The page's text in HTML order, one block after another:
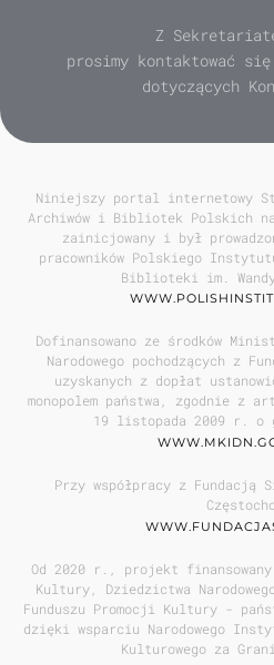
Z
prosimy kontaktować
dotyczących
Niniejszy portal internetowy
Archiwów i Bibliotek Polskich na
zainicjowany i był
pracowników Polskiego
Biblioteki im.
Dofinansowano ze środków
Narodowego pochodzących z
uzyskanych z dopłat
monopolem państwa, zgodnie z
19 listopada 2009 r. o
Przy współpracy z Fundacją
Od 2020 r., projekt
Kultury, Dziedzictwa
Funduszu Promocji Kultury -
dzięki wsparciu Narodowego
Kulturowego za